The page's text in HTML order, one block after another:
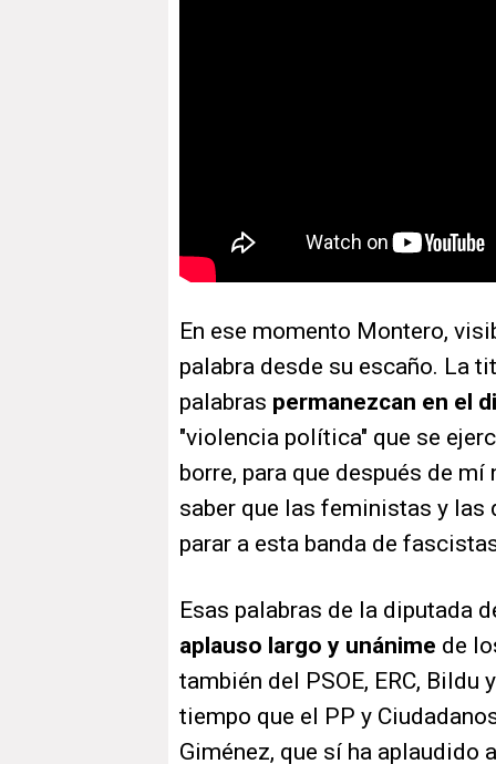
En ese momento Montero,
palabra desde su escaño. La
palabras permanezcan en el
"violencia política" que se
borre, para que después de mí
saber que las feministas y las
parar a esta banda de
Esas palabras de la diputada
aplauso largo y unánime de
también del PSOE, ERC,
tiempo que el PP y
Giménez, que sí ha